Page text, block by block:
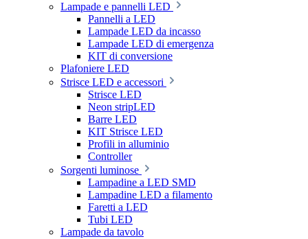
Lampade e pannelli LED
Pannelli a LED
Lampade LED da incasso
Lampade LED di emergenza
KIT di conversione
Plafoniere LED
Strisce LED e accessori
Strisce LED
Neon stripLED
Barre LED
KIT Strisce LED
Profili in alluminio
Controller
Sorgenti luminose
Lampadine a LED SMD
Lampadine LED a filamento
Faretti a LED
Tubi LED
Lampade da tavolo